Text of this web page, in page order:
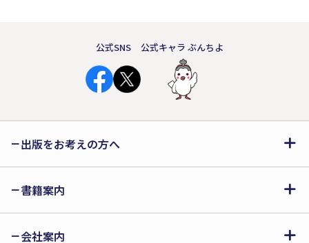
公式SNS 公式キャラ ぶんちよ
出版をお考えの方へ
書籍案内
会社案内